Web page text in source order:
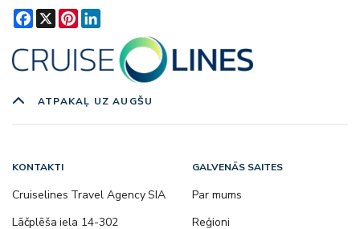
Facebook
X Pinterest
ATPAKAĻ UZ AUGŠU
KONTAKTI
Cruiselines Travel Agency SIA
Lāčplēša iela 14-302
GALVENĀS SAITES
Par mums
Reģioni